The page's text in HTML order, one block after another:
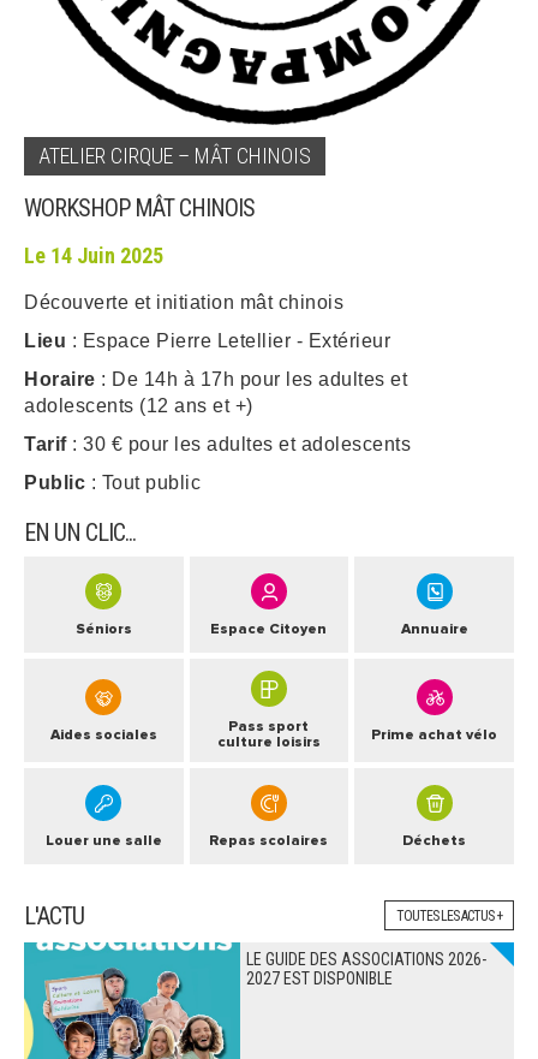
ATELIER CIRQUE – MÂT CHINOIS
WORKSHOP MÂT CHINOIS
Le 14 Juin 2025
Découverte et initiation mât chinois
Lieu : Espace Pierre Letellier - Extérieur
Horaire : De 14h à 17h pour les adultes et
adolescents (12 ans et +)
Tarif: 30 € pour les adultes et adolescents
Public : Tout public
EN UN CLIC...
Séniors Espace Citoyen Annuaire
Aides sociales
Pass sport
culture loisirs
Prime achat vélo
Louer une salle Repas scolaires Déchets
L'ACTU TOUTES LES ACTUS +
LE GUIDE DES ASSOCIATIONS 2026-
2027 EST DISPONIBLE
ARRÊTÉS MUNICIPAUX